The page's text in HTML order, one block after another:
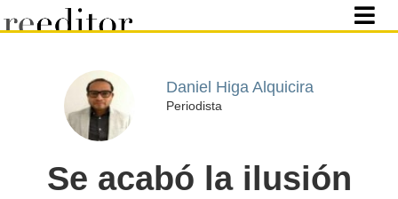
Daniel Higa Alquicira
Periodista
Se acabó la ilusión